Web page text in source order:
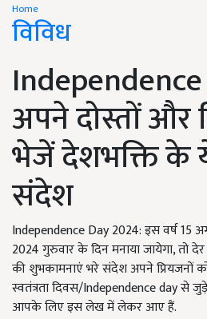
Home
विविध
अपने दोस्तों और
भेजें देशभक्ति के
संदेश
Independence Day 2024: इस वर्ष 15
2024 गुरुवार के दिन मनाया जायेगा, तो
की शुभकामनाएं भरे संदेश अपने
स्वतंत्रता दिवस/Independence day
आपके लिए इस लेख में लेकर आए हैं.